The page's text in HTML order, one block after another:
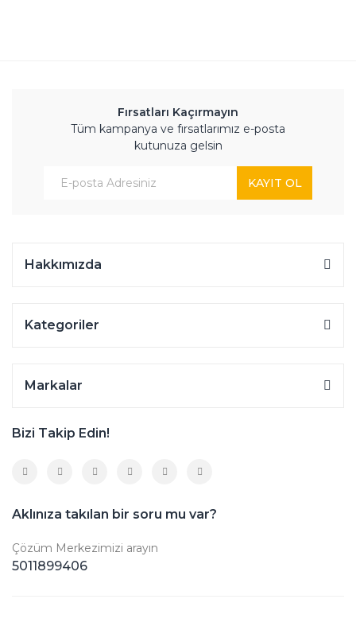
Fırsatları Kaçırmayın
Tüm kampanya ve fırsatlarımız e-posta
kutunuza gelsin
KAYIT OL
Hakkımızda
Kategoriler
Markalar
Bizi Takip Edin!
Aklınıza takılan bir soru mu var?
Çözüm Merkezimizi arayın
5011899406